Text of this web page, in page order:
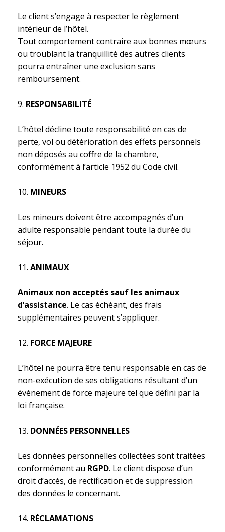
Le client s’engage à respecter le règlement
intérieur de l’hôtel.
Tout comportement contraire aux bonnes mœurs
ou troublant la tranquillité des autres clients
pourra entraîner une exclusion sans
remboursement.
RESPONSABILITÉ
L’hôtel décline toute responsabilité en cas de
perte, vol ou détérioration des effets personnels
non déposés au coffre de la chambre,
conformément à l’article 1952 du Code civil.
MINEURS
Les mineurs doivent être accompagnés d’un
adulte responsable pendant toute la durée du
séjour.
ANIMAUX
Animaux non acceptés sauf les animaux
d’assistance. Le cas échéant, des frais
supplémentaires peuvent s’appliquer.
FORCE MAJEURE
L’hôtel ne pourra être tenu responsable en cas de
non-exécution de ses obligations résultant d’un
événement de force majeure tel que défini par la
loi française.
DONNÉES PERSONNELLES
Les données personnelles collectées sont traitées
conformément au RGPD. Le client dispose d’un
droit d’accès, de rectification et de suppression
des données le concernant.
RÉCLAMATIONS